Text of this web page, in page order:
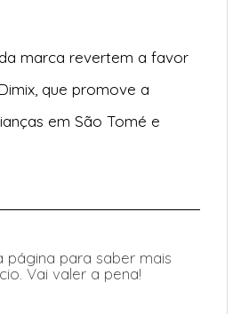
marca revertem a favor
que promove a
em São Tomé e
página para saber mais
Vai valer a pena!